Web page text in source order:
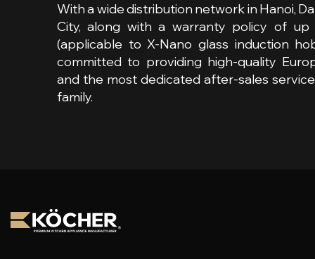
With a wide distribution network in Hanoi,
City, along with a warranty policy of
(applicable to X-Nano glass induction
committed to providing high-quality
and the most dedicated after-sales
family.